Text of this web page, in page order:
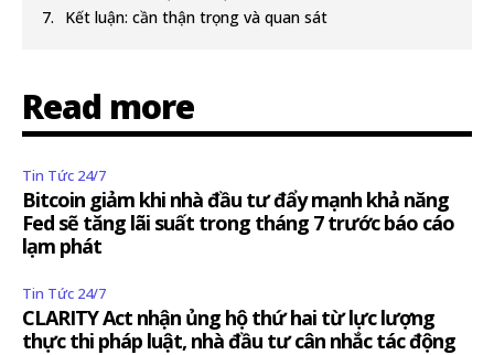
Kết luận: cần thận trọng và quan sát
Read more
Tin Tức 24/7
Bitcoin giảm khi nhà đầu tư đẩy mạnh khả năng
Fed sẽ tăng lãi suất trong tháng 7 trước báo cáo
lạm phát
Tin Tức 24/7
CLARITY Act nhận ủng hộ thứ hai từ lực lượng
thực thi pháp luật, nhà đầu tư cân nhắc tác động